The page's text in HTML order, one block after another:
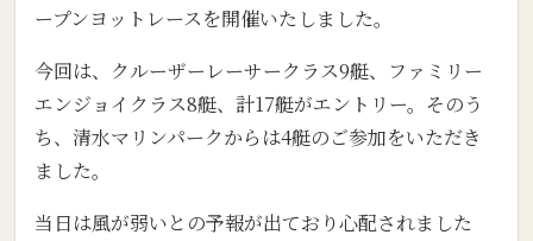
ープンヨットレースを開催いたしました。
今回は、クルーザーレーサークラス9艇、ファミリー
エンジョイクラス8艇、計17艇がエントリー。そのう
ち、清水マリンパークからは4艇のご参加をいただき
ました。
当日は風が弱いとの予報が出ており心配されました